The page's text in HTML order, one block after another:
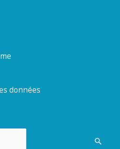
données